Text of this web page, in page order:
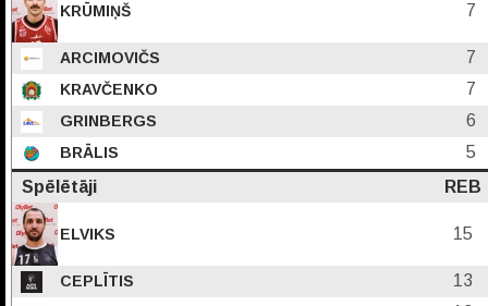
KRŪMIŅŠ 7
ARCIMOVIČS 7
KRAVČENKO 7
GRINBERGS 6
BRĀLIS
5
Spēlētāji
REB
ELVIKS 15
CEPLĪTIS 13